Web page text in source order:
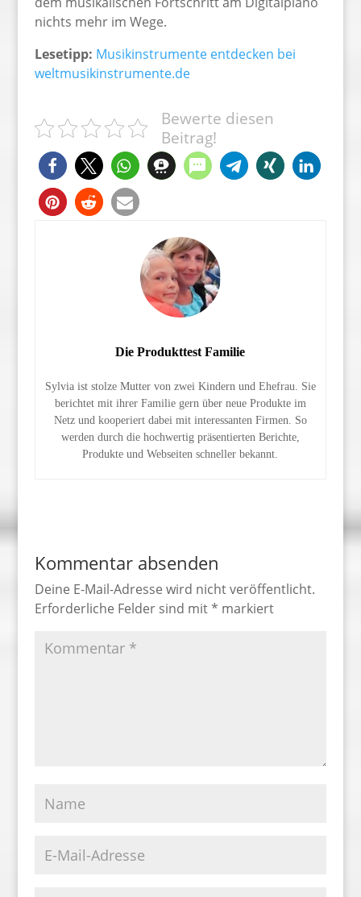
nichts mehr im Wege.
Lesetipp: Musikinstrumente entdecken bei
weltmusikinstrumente.de
Bewerte diesen
Beitrag!
Die Produkttest Familie
Sylvia ist stolze Mutter von zwei Kindern und Ehefrau. Sie
berichtet mit ihrer Familie gern über neue Produkte im
Netz und kooperiert dabei mit interessanten Firmen. So
werden durch die hochwertig präsentierten Berichte,
Produkte und Webseiten schneller bekannt.
Kommentar absenden
Deine E-Mail-Adresse wird nicht veröffentlicht.
Erforderliche Felder sind mit* markiert